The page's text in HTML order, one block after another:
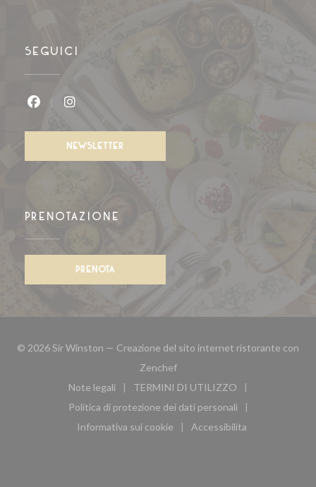
SEGUICI
NEWSLETTER
PRENOTAZIONE
PRENOTA
© 2026 Sir Winston — Creazione del sito internet ristorante con
Zenchef((apre una nuova finestra))
Note legali
((apre una nuova finestra))
TERMINI DI UTILIZZO
((apre una nuova finestra))
Politica di protezione dei dati personali
((apre una nuova finestra))
Informativa sui cookie
((apre una nuova finestra))
Accessibilita